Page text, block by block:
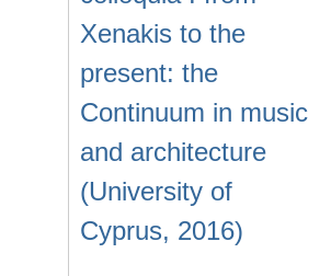
Xenakis to the
present: the
Continuum in music
and architecture
(University of
Cyprus, 2016)